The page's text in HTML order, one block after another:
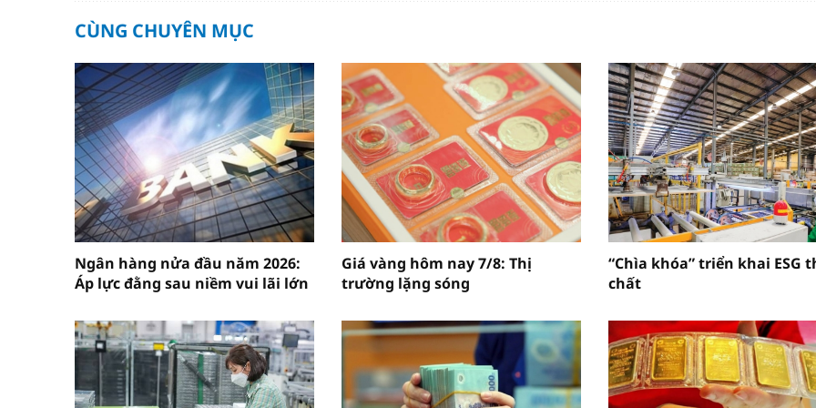
CÙNG CHUYÊN MỤC
Ngân hàng nửa đầu năm 2026:
Áp lực đằng sau niềm vui lãi lớn
Giá vàng hôm nay 7/8: Thị
trường lặng sóng
“Chìa khóa” triển khai ESG
chất